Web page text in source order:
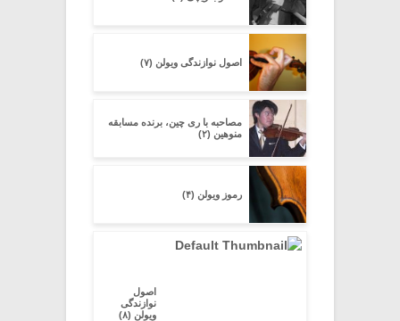
اصول نوازندگی ویولن (۷)
مصاحبه با ری چین، برنده مسابقه
منوهین (۲)
رموز ویولن (۴)
اصول
نوازندگی
ویولن (۸)